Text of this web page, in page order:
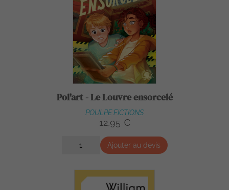
Pol'art - Le Louvre ensorcelé
POULPE FICTIONS
12,95 €
Ajouter au devis